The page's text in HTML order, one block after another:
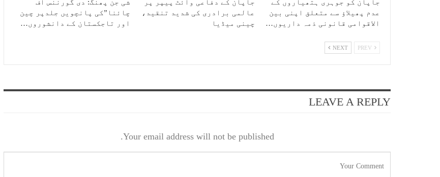
جاپان کو جوہری ہتھیاروں کے
عدم پھیلاؤ سے متعلق اپنی بین
الاقوامی قانونی ذمہ داریوں…
جاپان کے دفاعی وائٹ پیپر پر
عالمی برادری کی شدید تنقید،
چینی میڈیا
شی جن پھنگ: دی گورننس آف
چائنا”کی پانچویں جلدپر چین
اور تاجکستان کے دانشوروں…
NEXT
LEAVE A REPLY
Your email address will not be published.